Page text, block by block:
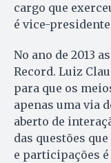
cargo que
é vice-
No ano de 2013
Record. Luiz
para que os
apenas uma via
aberto de
das questões
e participações é